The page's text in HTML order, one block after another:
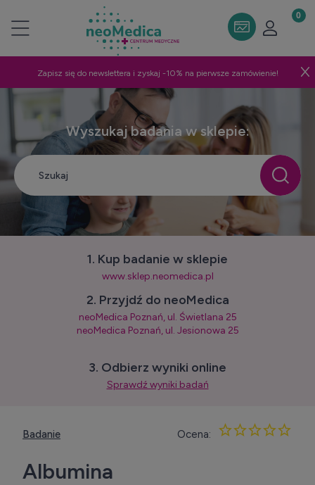
Zapisz się do newslettera i zyskaj -10% na pierwsze zamówienie!
Wyszukaj badania w sklepie:
1. Kup badanie w sklepie
www.sklep.neomedica.pl
2. Przyjdź do neoMedica
neoMedica Poznań, ul. Świetlana 25
neoMedica Poznań, ul. Jesionowa 25
3. Odbierz wyniki online
Sprawdź wyniki badań
Ocena:
Badanie
Albumina